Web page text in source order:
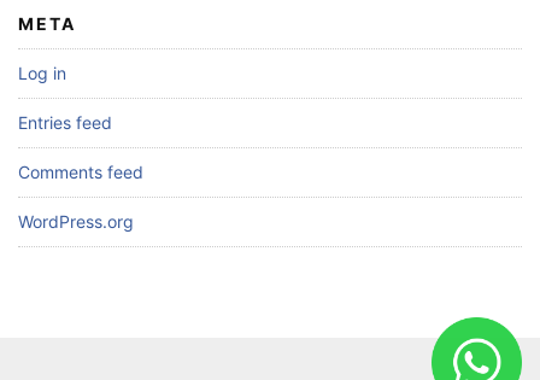
META
Log in
Entries feed
Comments feed
WordPress.org